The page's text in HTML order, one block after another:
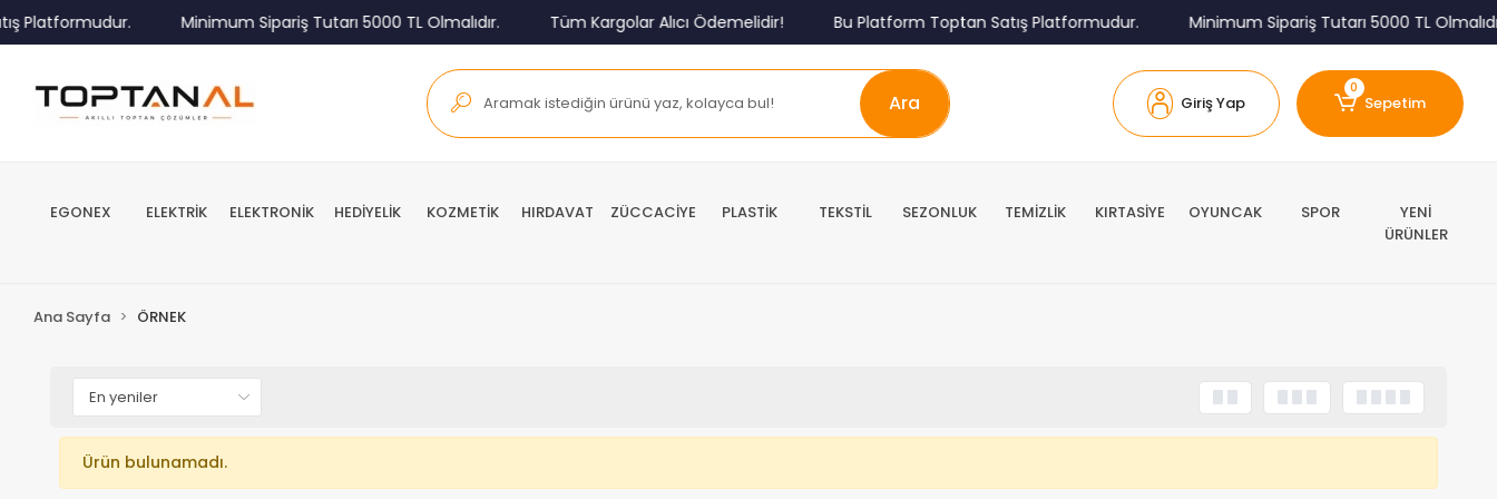
Platformudur. Minimum Sipariş Tutarı 5000 TL Olmalıdır. Tüm Kargolar Alıcı Ödemelidir! Bu Platform Toptan Satış Platformudur. Minimum Sipariş Tutarı 5000 TL
Ara Giriş Yap
0
Sepetim
EGONEX ELEKTRİK ELEKTRONİK HEDİYELİK KOZMETİK HIRDAVAT ZÜCCACİYE PLASTİK TEKSTİL SEZONLUK TEMİZLİK KIRTASİYE OYUNCAK SPOR
YENİ
ÜRÜNLER
Ana Sayfa ÖRNEK
Ürün bulunamadı.